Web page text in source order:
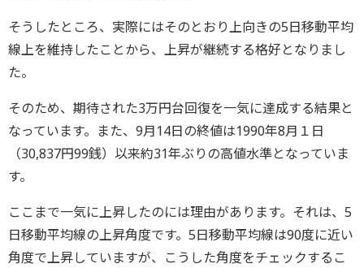
そうしたところ、実際にはそのとおり上向きの5日移動平均
線上を維持したことから、上昇が継続する格好となりまし
た。
そのため、期待された3万円台回復を一気に達成する結果と
なっています。また、9月14日の終値は1990年8月１日
（30,837円99銭）以来約31年ぶりの高値水準となっていま
す。
ここまで一気に上昇したのには理由があります。それは、5
日移動平均線の上昇角度です。5日移動平均線は90度に近い
角度で上昇していますが、こうした角度をチェックするこ